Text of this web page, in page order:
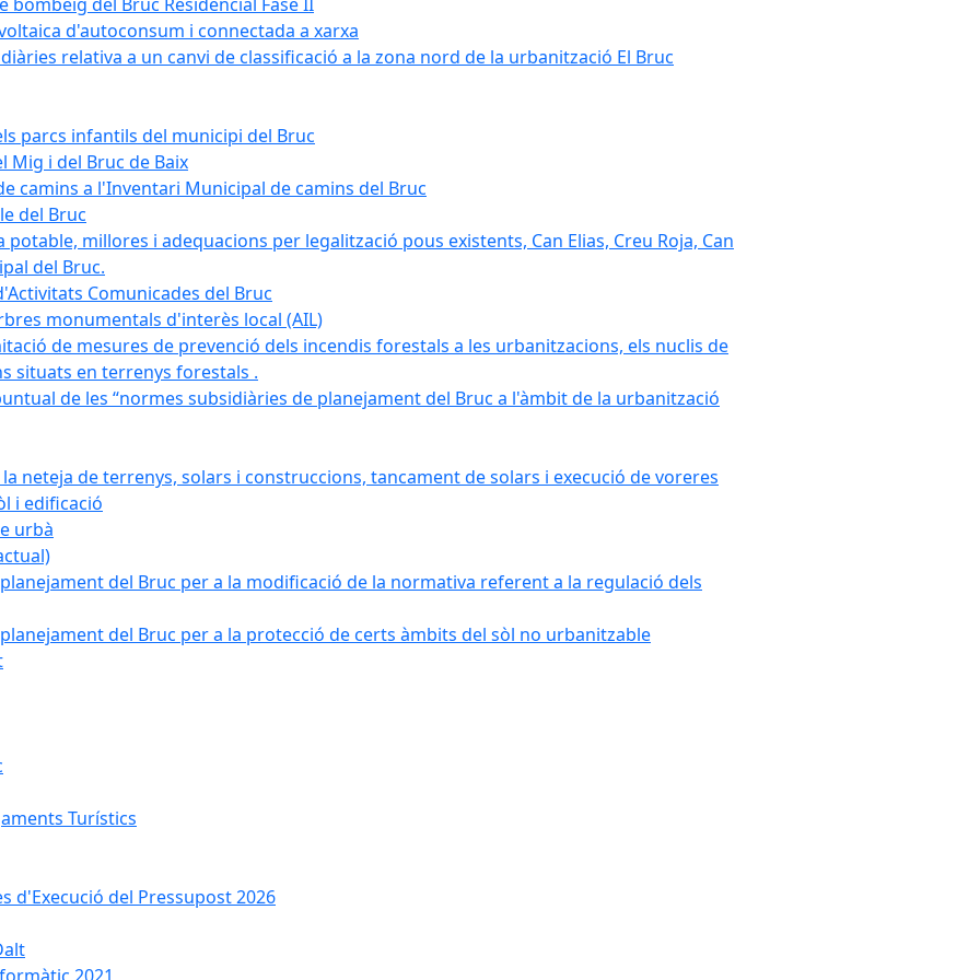
d'autoconsum i connectada a xarxa
relativa a un canvi de classificació a la zona nord de la urbanització El Bruc
parcs infantils del municipi del Bruc
Mig i del Bruc de Baix
camins a l'Inventari Municipal de camins del Bruc
del Bruc
millores i adequacions per legalització pous existents, Can Elias, Creu Roja, Can
del Bruc.
Comunicades del Bruc
monumentals d'interès local (AIL)
de mesures de prevenció dels incendis forestals a les urbanitzacions, els nuclis de
situats en terrenys forestals .
de les “normes subsidiàries de planejament del Bruc a l'àmbit de la urbanització
neteja de terrenys, solars i construccions, tancament de solars i execució de voreres
i edificació
urbà
del Bruc per a la modificació de la normativa referent a la regulació dels
del Bruc per a la protecció de certs àmbits del sòl no urbanitzable
Turístics
d'Execució del Pressupost 2026